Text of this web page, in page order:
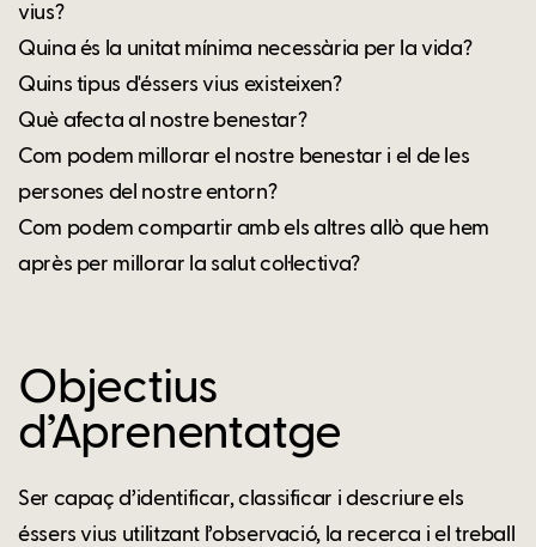
vius?
Quina és la unitat mínima necessària per la vida?
Quins tipus d'éssers vius existeixen?
Què afecta al nostre benestar?
Com podem millorar el nostre benestar i el de les
persones del nostre entorn?
Com podem compartir amb els altres allò que hem
après per millorar la salut col·lectiva?
Objectius
d’Aprenentatge
Ser capaç d’identificar, classificar i descriure els
éssers vius utilitzant l’observació, la recerca i el treball